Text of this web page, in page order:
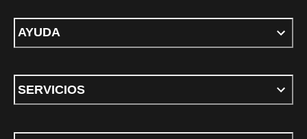
AYUDA
SERVICIOS